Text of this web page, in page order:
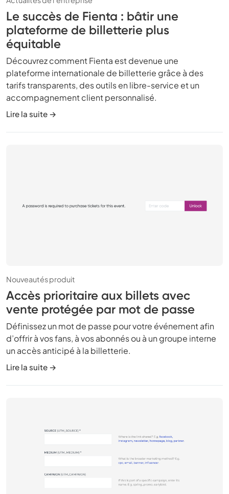
Le succès de Fienta : bâtir une
plateforme de billetterie plus
équitable
Découvrez comment Fienta est devenue une
plateforme internationale de billetterie grâce à des
tarifs transparents, des outils en libre-service et un
accompagnement client personnalisé.
Lire la suite →
Nouveautés produit
Accès prioritaire aux billets avec
vente protégée par mot de passe
Définissez un mot de passe pour votre événement afin
d’offrir à vos fans, à vos abonnés ou à un groupe interne
un accès anticipé à la billetterie.
Lire la suite →